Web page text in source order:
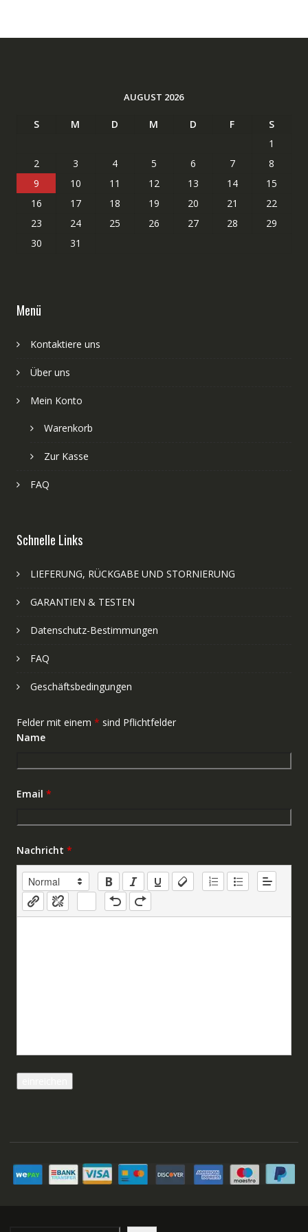
AUGUST 2026
S M D M D F
S
1
2
3 4 5 6 7
8
9
10 11 12 13 14
15
16
17 18 19 20 21
22
23
24 25 26 27 28
29
30
31
Menü
Kontaktiere uns
Über uns
Mein Konto
Warenkorb
Zur Kasse
FAQ
Schnelle Links
LIEFERUNG, RÜCKGABE UND STORNIERUNG
GARANTIEN & TESTEN
Datenschutz-Bestimmungen
FAQ
Geschäftsbedingungen
Felder mit einem * sind Pflichtfelder
Name
Email *
Nachricht *